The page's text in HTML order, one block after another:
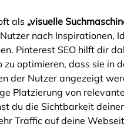
als „visuelle
nach Inspirationen,
Pinterest SEO hilft dir
zu optimieren, dass sie in
der Nutzer angezeigt
Platzierung von
du die Sichtbarkeit
Traffic auf deine